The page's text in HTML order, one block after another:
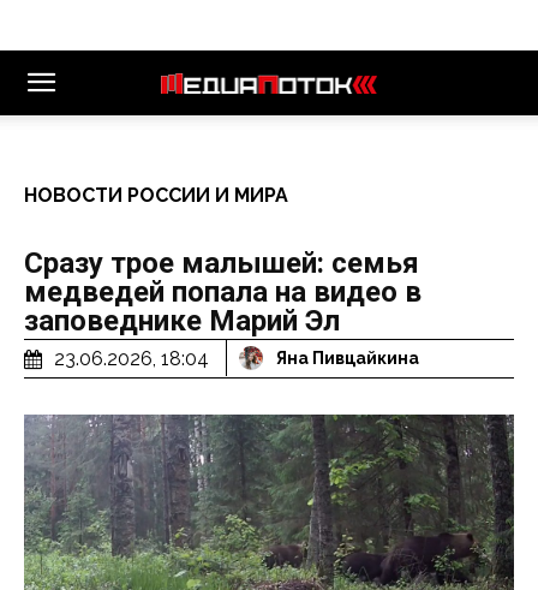
НОВОСТИ РОССИИ И МИРА
Сразу трое малышей: семья
медведей попала на видео в
заповеднике Марий Эл
23.06.2026, 18:04 Яна Пивцайкина